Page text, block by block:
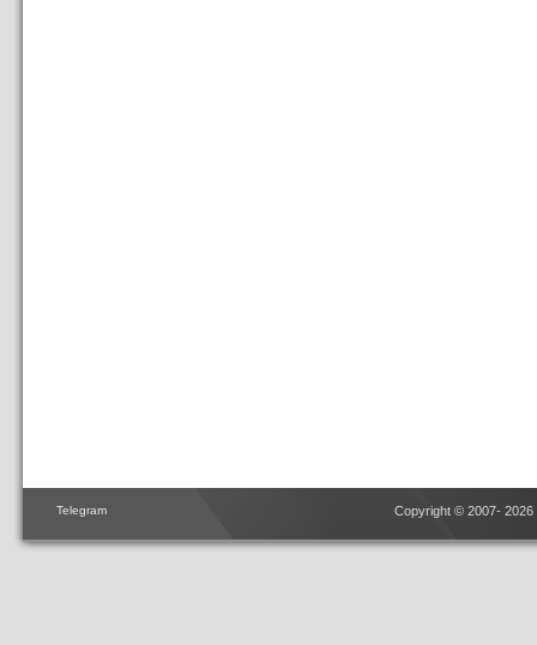
Telegram Copyright © 2007- 2026